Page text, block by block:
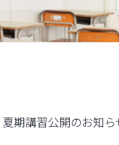
夏期講習公開のお知ら